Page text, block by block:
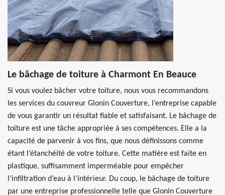
Le bâchage de toiture à Charmont En Beauce
Si vous voulez bâcher votre toiture, nous vous recommandons
les services du couvreur Glonin Couverture, l’entreprise capable
de vous garantir un résultat fiable et satisfaisant. Le bâchage de
toiture est une tâche appropriée à ses compétences. Elle a la
capacité de parvenir à vos fins, que nous définissons comme
étant l’étanchéité de votre toiture. Cette matière est faite en
plastique, suffisamment imperméable pour empêcher
l’infiltration d’eau à l’intérieur. Du coup, le bâchage de toiture
par une entreprise professionnelle telle que Glonin Couverture